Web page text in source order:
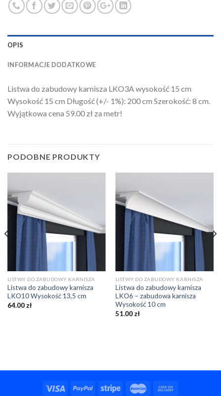
OPIS
INFORMACJE DODATKOWE
Listwa do zabudowy karnisza LKO3A wysokość 15 cm
Wysokość 15 cm Długość (+/- 1%): 200 cm Szerokość: 8 cm.
Wyjątkowa cena 59.00 zł za metr!
PODOBNE PRODUKTY
LISTWY DO ZABUDOWY KARNISZA
Listwa do zabudowy karnisza
LKO10 Wysokość 13,5 cm
64.00 zł
LISTWY DO ZABUDOWY KARNISZA
Listwa do zabudowy karnisza
LKO6 – zabudowa karnisza
Wysokość 10 cm
51.00 zł